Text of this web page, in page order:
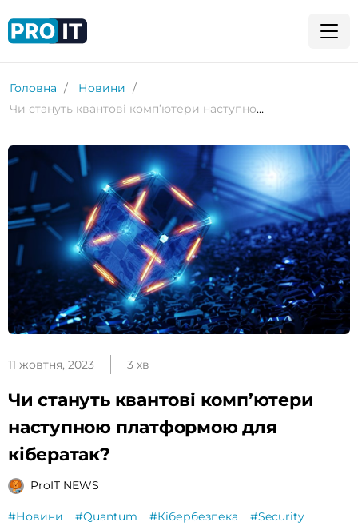
Головна
Новини
Чи стануть квантові комп’ютери наступною платформою для кібератак?
11 жовтня, 2023 3 хв
Чи стануть квантові комп’ютери
наступною платформою для
кібератак?
ProIT NEWS
#Новини #Quantum #Кібербезпека
#Security